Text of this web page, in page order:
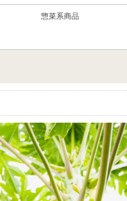
惣菜系商品